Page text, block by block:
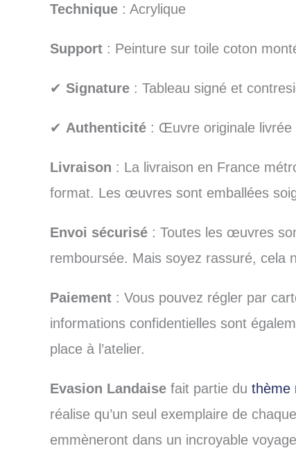
Technique : Acrylique
Support : Peinture sur toile coton
✔ Signature : Tableau signé et
✔ Authenticité : Œuvre originale livrée
Livraison : La livraison en France
format. Les œuvres sont emballées
Envoi sécurisé : Toutes les œuvres
remboursée. Mais soyez rassuré, cela
Paiement : Vous pouvez régler par
informations confidentielles sont
place à l’atelier.
Evasion Landaise fait partie du thème
réalise qu’un seul exemplaire de
emmèneront dans un incroyable